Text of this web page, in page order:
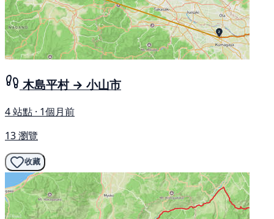
木島平村 → 小山市
4 站點 · 1個月前
13 瀏覽
收藏